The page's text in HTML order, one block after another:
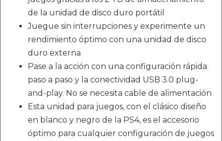
de la unidad de disco duro portátil
Juegue sin interrupciones y experimente un
rendimiento óptimo con una unidad de disco
duro externa
Pase a la acción con una configuración rápida
paso a paso y la conectividad USB 3.0 plug-
and-play. No se necesita cable de alimentación
Esta unidad para juegos, con el clásico diseño
en blanco y negro de la PS4, es el accesorio
óptimo para cualquier configuración de juegos